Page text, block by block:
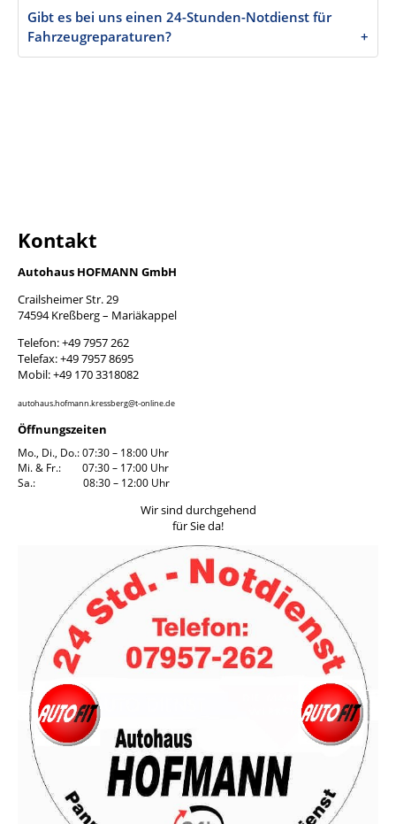
Kontakt
Autohaus HOFMANN GmbH
Crailsheimer Str. 29
74594 Kreßberg – Mariäkappel
Telefon: +49 7957 262
Telefax: +49 7957 8695
Mobil: +49 170 3318082
autohaus.hofmann.kressberg@t-online.de
Öffnungszeiten
Mo., Di., Do.: 07:30 – 18:00 Uhr
Mi. & Fr.: 07:30 – 17:00 Uhr
Sa.: 08:30 – 12:00 Uhr
Wir sind durchgehend
für Sie da!